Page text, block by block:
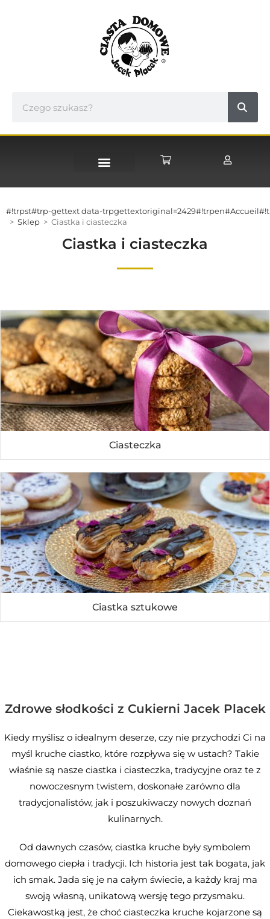
#!trpst#trp-gettext data-
> Sklep > Ciastka i ciasteczka
Ciastka i ciasteczka
Ciasteczka
Ciastka sztukowe
Zdrowe słodkości z Cukierni Jacek Placek
Kiedy myślisz o idealnym deserze, czy nie przychodzi Ci na
myśl kruche ciastko, które rozpływa się w ustach? Takie
właśnie są nasze ciastka i ciasteczka, tradycyjne oraz te z
nowoczesnym twistem, doskonałe zarówno dla
tradycjonalistów, jak i poszukiwaczy nowych doznań
kulinarnych.
Od dawnych czasów, ciastka kruche były symbolem
domowego ciepła i tradycji. Ich historia jest tak bogata, jak
ich smak. Jada się je na całym świecie, a każdy kraj ma
swoją własną, unikatową wersję tego przysmaku.
Ciekawostką jest, że choć ciasteczka kruche kojarzone są